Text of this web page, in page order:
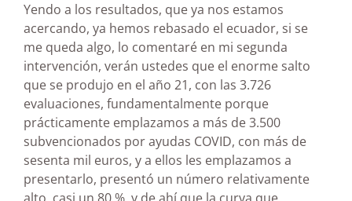
Yendo a los resultados, que ya nos estamos
acercando, ya hemos rebasado el ecuador, si se
me queda algo, lo comentaré en mi segunda
intervención, verán ustedes que el enorme salto
que se produjo en el año 21, con las 3.726
evaluaciones, fundamentalmente porque
prácticamente emplazamos a más de 3.500
subvencionados por ayudas COVID, con más de
sesenta mil euros, y a ellos les emplazamos a
presentarlo, presentó un número relativamente